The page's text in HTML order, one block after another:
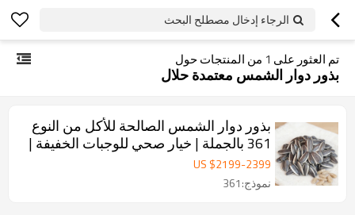
الرجاء إدخال مصطلح البحث
تم العثور على 1 من المنتجات حول
بذور دوار الشمس معتمدة حلال
بذور دوار الشمس الصالحة للأكل من النوع
361 بالجملة | خيار صحي للوجبات الخفيفة |
توريد B2B مع خيارات تخصيص للعلامة
التجارية | خدمات تصنيع المعدات الأصلية
US $2199-2399
نموذج:361